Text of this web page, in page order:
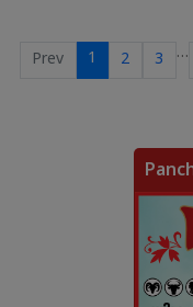
Prev 1 2 3 …